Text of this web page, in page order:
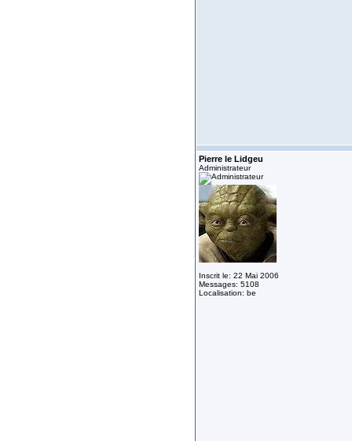
Pierre le Lidgeu
Administrateur
Inscrit le: 22 Mai 2006
Messages: 5108
Localisation: be